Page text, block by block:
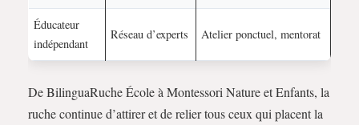
Éducateur
indépendant
Réseau d’experts Atelier ponctuel, mentorat
De BilinguaRuche École à Montessori Nature et Enfants, la
ruche continue d’attirer et de relier tous ceux qui placent la